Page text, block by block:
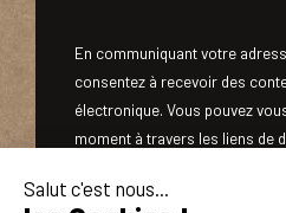
En communiquant votre
consentez à recevoir des
électronique. Vous pouvez
moment à travers les liens de